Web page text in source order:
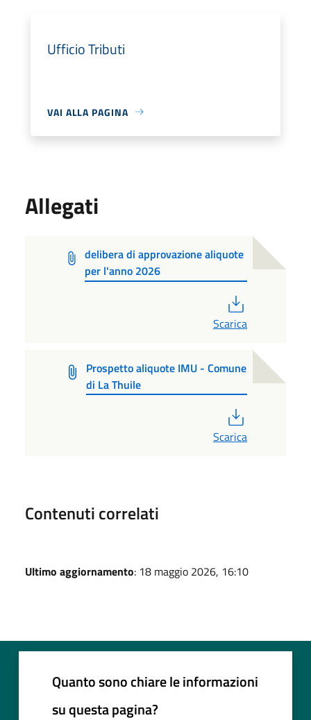
Ufficio Tributi
VAI ALLA PAGINA
Allegati
delibera di approvazione aliquote
per l'anno 2026
Scarica
Prospetto aliquote IMU - Comune
di La Thuile
Scarica
Contenuti correlati
Ultimo aggiornamento: 18 maggio 2026, 16:10
Quanto sono chiare le informazioni
su questa pagina?